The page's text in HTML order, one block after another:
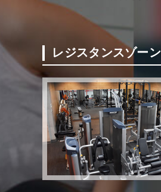
レジスタンスゾーン